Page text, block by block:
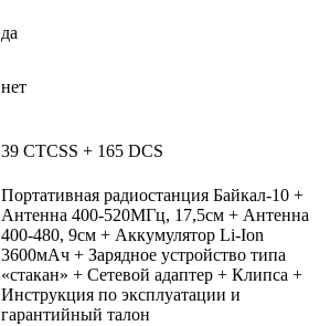
да
нет
39 CTCSS + 165 DCS
Портативная радиостанция Байкал-10 +
Антенна 400-520МГц, 17,5см + Антенна
400-480, 9см + Аккумулятор Li-Ion
3600мАч + Зарядное устройство типа
«стакан» + Сетевой адаптер + Клипса +
Инструкция по эксплуатации и
гарантийный талон